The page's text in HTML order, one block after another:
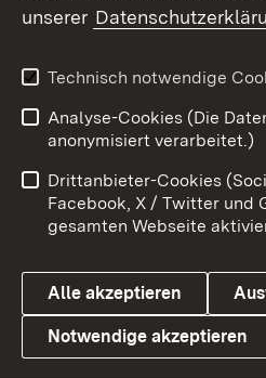
X / Twitter
Youtube
Link zum Landesportal
Benutzungshinweise
Datenschutz
unserer
Technisch notwendige
Analyse-Cookies (Die
anonymisiert verarbeitet.)
Drittanbieter-Cookies
Facebook, X / Twitter und
gesamten Webseite
Alle akzeptieren
Notwendige akzeptieren